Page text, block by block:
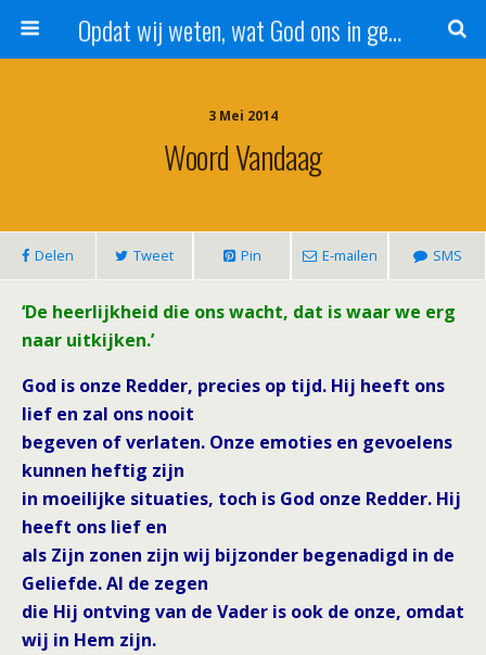
Opdat wij weten, wat God ons in genade schenkt!
3 Mei 2014
Woord Vandaag
Delen Tweet Pin E-mailen SMS
‘De heerlijkheid die ons wacht, dat is waar we erg
naar uitkijken.’
God is onze Redder, precies op tijd. Hij heeft ons
lief en zal ons nooit
begeven of verlaten. Onze emoties en gevoelens
kunnen heftig zijn
in moeilijke situaties, toch is God onze Redder. Hij
heeft ons lief en
als Zijn zonen zijn wij bijzonder begenadigd in de
Geliefde. Al de zegen
die Hij ontving van de Vader is ook de onze, omdat
wij in Hem zijn.